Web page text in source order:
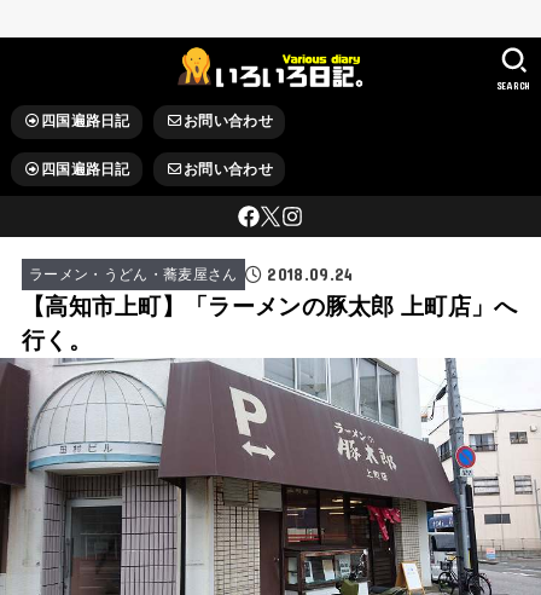
四国遍路日記 お問い合わせ
四国遍路日記 お問い合わせ
SEARCH
ラーメン・うどん・蕎麦屋さん 2018.09.24
【高知市上町】「ラーメンの豚太郎 上町店」へ
行く。